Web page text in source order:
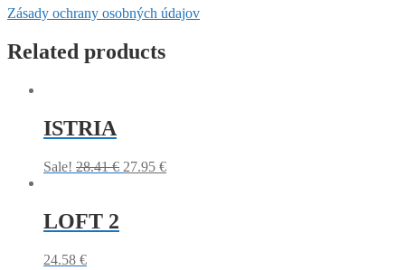
Zásady ochrany osobných údajov
Related products
ISTRIA
Sale! 28.41€ 27.95 €
LOFT 2
24.58 €